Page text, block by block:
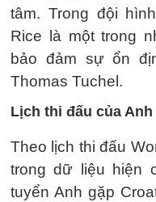
tâm. Trong đội
Rice là một trong
bảo đảm sự ổn
Thomas Tuchel.
Lịch thi đấu của
Theo lịch thi đấu
trong dữ liệu hiện
tuyển Anh gặp